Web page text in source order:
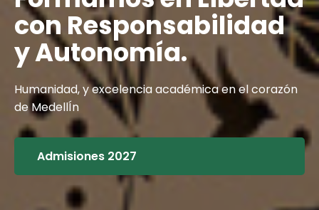
con Responsabilidad
y Autonomía.
Humanidad, y excelencia académica en el corazón
de MedellÍn
Admisiones 2027
con Responsabilidad
y Autonomía.
Humanidad, y excelencia académica en el corazón
de MedellÍn
Admisiones 2027